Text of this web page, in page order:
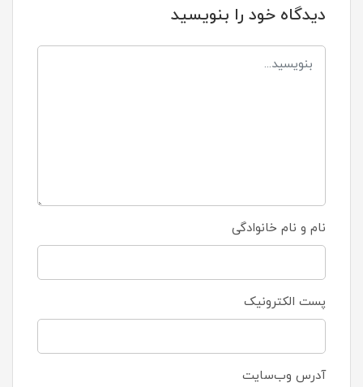
دیدگاه خود را بنویسید
نام و نام خانوادگی
پست الکترونیک
آدرس وب‌سایت